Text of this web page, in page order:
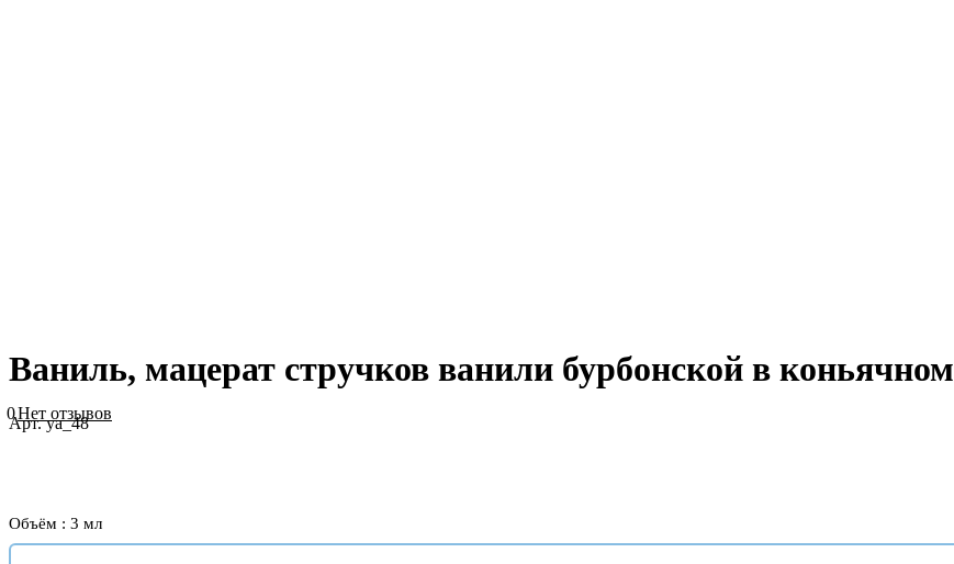
Ваниль, мацерат стручков ванили бурбонской в
0Нет отзывов
Арт.ya_48
Объём : 3 мл